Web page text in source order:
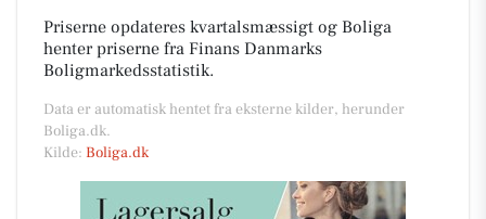
Priserne opdateres kvartalsmæssigt og Boliga
henter priserne fra Finans Danmarks
Boligmarkedsstatistik.
Data er automatisk hentet fra eksterne kilder, herunder
Boliga.dk.
Kilde: Boliga.dk